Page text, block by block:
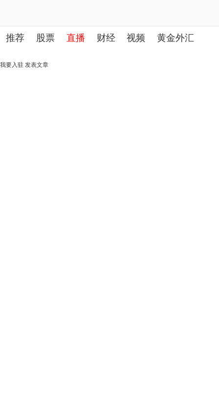
推荐 股票 直播 财经 视频 黄金外汇
理财 行业
我要入驻 发表文章